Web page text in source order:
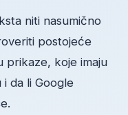
niti nasumično
postojeće
prikaze, koje imaju
i da li Google